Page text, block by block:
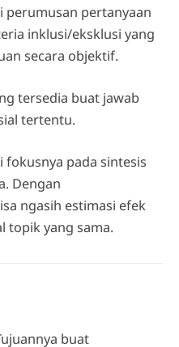
pertanyaan
inklusi/eksklusi yang
secara objektif.
tersedia buat jawab
tertentu.
fokusnya pada sintesis
Dengan
ngasih estimasi efek
topik yang sama.
buat